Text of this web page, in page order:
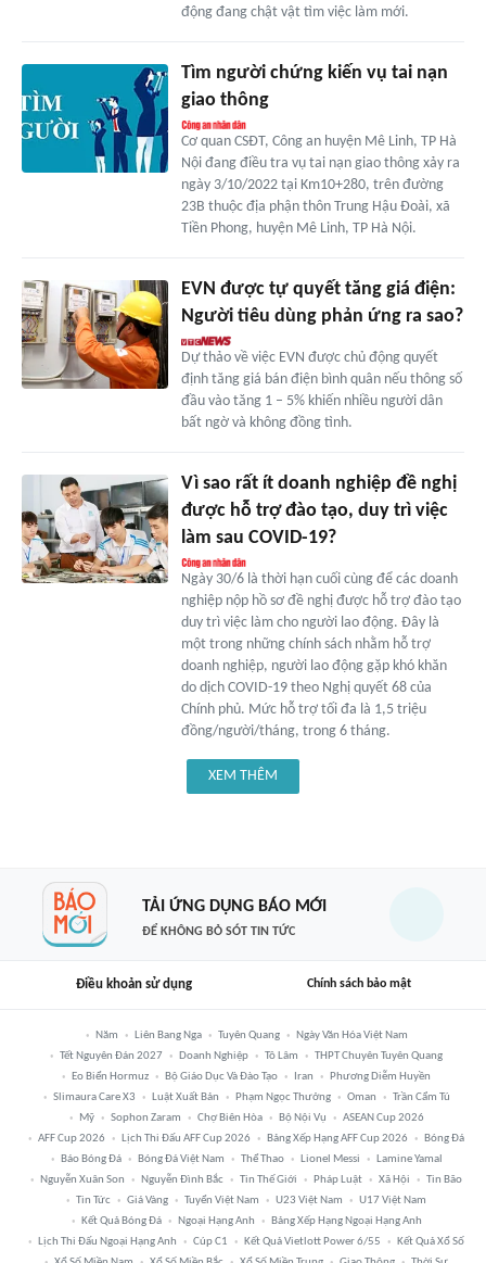
động đang chật vật tìm việc làm mới.
Tìm người chứng kiến vụ tai nạn
giao thông
Cơ quan CSĐT, Công an huyện Mê Linh, TP Hà
Nội đang điều tra vụ tai nạn giao thông xảy ra
ngày 3/10/2022 tại Km10+280, trên đường
23B thuộc địa phận thôn Trung Hậu Đoài, xã
Tiền Phong, huyện Mê Linh, TP Hà Nội.
EVN được tự quyết tăng giá điện:
Người tiêu dùng phản ứng ra sao?
Dự thảo về việc EVN được chủ động quyết
định tăng giá bán điện bình quân nếu thông số
đầu vào tăng 1 – 5% khiến nhiều người dân
bất ngờ và không đồng tình.
Vì sao rất ít doanh nghiệp đề nghị
được hỗ trợ đào tạo, duy trì việc
làm sau COVID-19?
Ngày 30/6 là thời hạn cuối cùng để các doanh
nghiệp nộp hồ sơ đề nghị được hỗ trợ đào tạo
duy trì việc làm cho người lao động. Đây là
một trong những chính sách nhằm hỗ trợ
doanh nghiệp, người lao động gặp khó khăn
do dịch COVID-19 theo Nghị quyết 68 của
Chính phủ. Mức hỗ trợ tối đa là 1,5 triệu
đồng/người/tháng, trong 6 tháng.
XEM THÊM
TẢI ỨNG DỤNG BÁO MỚI
ĐỂ KHÔNG BỎ SÓT TIN TỨC
Điều khoản sử dụng Chính sách bảo mật
Năm Liên Bang Nga Tuyên Quang
Ngày Văn Hóa Việt Nam
Tết Nguyên Đán 2027
Doanh Nghiệp Tô Lâm
THPT Chuyên Tuyên Quang
Eo Biển Hormuz
Bộ Giáo Dục Và Đào Tạo Iran
Phương Diễm Huyền
Slimaura Care X3
Luật Xuất Bản Phạm Ngọc Thưởng Oman
Trần Cẩm Tú
Mỹ
Sophon Zaram Chợ Biên Hòa Bộ Nội Vụ
ASEAN Cup 2026
AFF Cup 2026
Lịch Thi Đấu AFF Cup 2026 Bảng Xếp Hạng AFF Cup 2026
Bóng Đá
Báo Bóng Đá
Bóng Đá Việt Nam Thể Thao Lionel Messi
Lamine Yamal
Nguyễn Xuân Son
Nguyễn Đình Bắc Tin Thế Giới Pháp Luật Xã Hội
Tin Bão
Tin Tức
Giá Vàng Tuyển Việt Nam U23 Việt Nam
U17 Việt Nam
Kết Quả Bóng Đá
Ngoại Hạng Anh
Bảng Xếp Hạng Ngoại Hạng Anh
Lịch Thi Đấu Ngoại Hạng Anh
Cúp C1 Kết Quả Vietlott Power 6/55
Kết Quả Xổ Số